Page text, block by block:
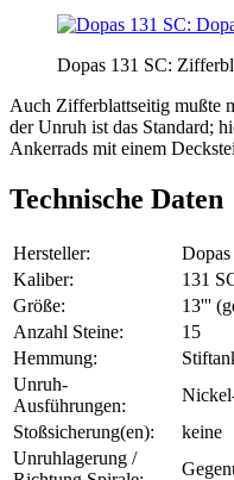
Dopas 131 SC:
Auch Zifferblattseitig mußte
der Unruh ist das Standard;
Ankerrads mit einem
Technische Daten
Hersteller:
Dopas
Kaliber:
131
Größe:
13'''
Anzahl Steine:
15
Hemmung:
Unruh-
Ausführungen:
Stoßsicherung(en):
keine
Unruhlagerung /